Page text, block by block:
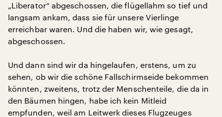
„Liberator“ abgeschossen, die flügellahm so tief und
langsam ankam, dass sie für unsere Vierlinge
erreichbar waren. Und die haben wir, wie gesagt,
abgeschossen.
Und dann sind wir da hingelaufen, erstens, um zu
sehen, ob wir die schöne Fallschirmseide bekommen
könnten, zweitens, trotz der Menschenteile, die da in
den Bäumen hingen, habe ich kein Mitleid
empfunden, weil am Leitwerk dieses Flugzeuges